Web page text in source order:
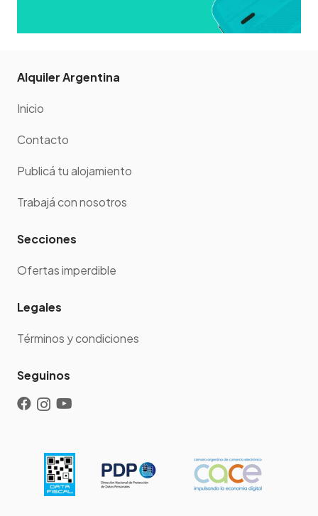
Alquiler Argentina
Inicio
Contacto
Publicá tu alojamiento
Trabajá con nosotros
Secciones
Ofertas imperdible
Legales
Términos y condiciones
Seguinos